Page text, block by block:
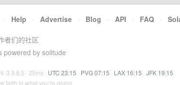
· Help · Advertise · Blog · API · FAQ ·
者们的社区
powered by solitude
3.9.8.5 · 25ms · UTC 23:15 · PVG 07:15 · LAX 16:15 · JFK 19:15
faith in what you're doing.